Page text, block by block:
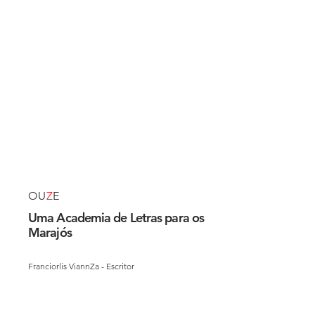
OUZE
Uma Academia de Letras para os
Marajós
Franciorlis ViannZa - Escritor